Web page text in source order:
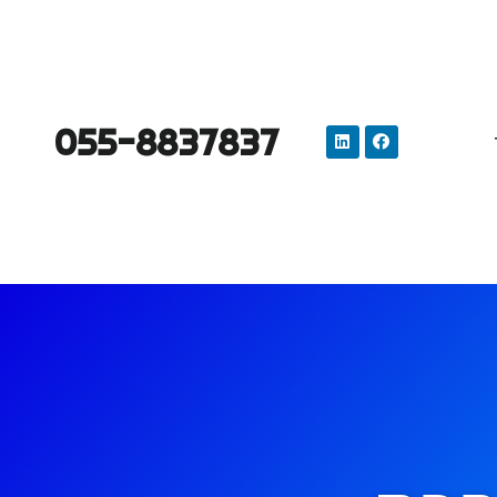
055-8837837